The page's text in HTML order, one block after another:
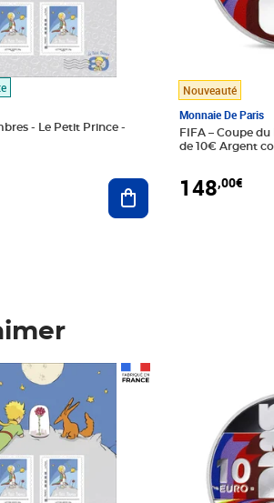
- Le Petit Prince -
Ajouter au panier
Nouveauté
Monnaie De Paris
FIFA – Coupe
de 10€ Argent
148,00€